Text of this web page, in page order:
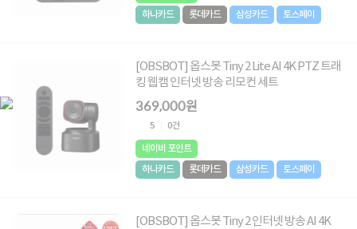
하나카드
롯데카드 삼성카드 토스페이
[OBSBOT] 옵스봇 Tiny 2 Lite AI 4K PTZ 트래
킹 웹캠 인터넷 방송 리모컨 세트
369,000원
5 0건
네이버 포인트
하나카드
롯데카드 삼성카드 토스페이
[OBSBOT] 옵스봇 Tiny 2 인터넷 방송 AI 4K